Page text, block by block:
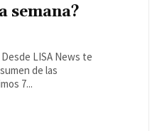
semana?
de las
7...